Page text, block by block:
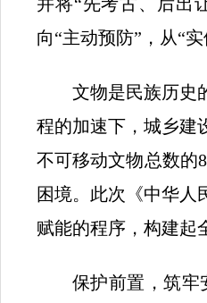
向“主动预防”，从“
文物是民族历史
程的加速下，城乡建
不可移动文物总数的
困境。此次《中华人
赋能的程序，构建起
保护前置，筑牢